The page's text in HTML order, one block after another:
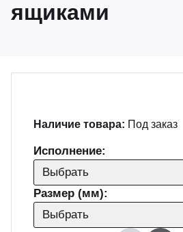
измерительное
и антистатическая
и аттестация
интеграционные
ПО для
ящиками
Наличие товара: Под заказ
Исполнение:
Выбрать
Размер (мм):
Выбрать